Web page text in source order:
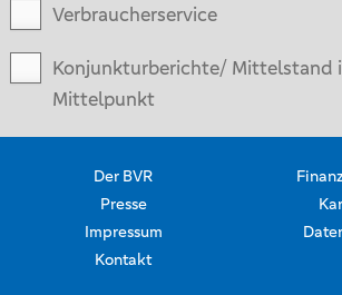
Verbraucherservice
Konjunkturberichte/ Mittelstand
Mittelpunkt
Der BVR
Presse
Impressum
Kontakt